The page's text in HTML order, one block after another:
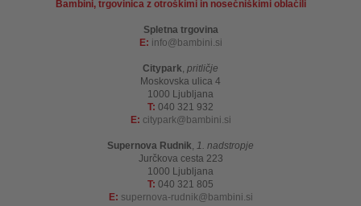
Bambini, trgovinica z otroškimi in nosečniškimi oblačili
Spletna trgovina
E: info bambini.si
Citypark, pritličje
Moskovska ulica 4
1000 Ljubljana
T: 040 321 932
E: citypark bambini.si
Supernova Rudnik, 1. nadstropje
Jurčkova cesta 223
1000 Ljubljana
T: 040 321 805
E: supernova-rudnik bambini.si